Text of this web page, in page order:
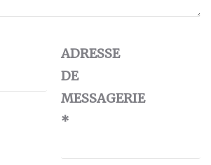
ADRESSE
DE
MESSAGERIE
*